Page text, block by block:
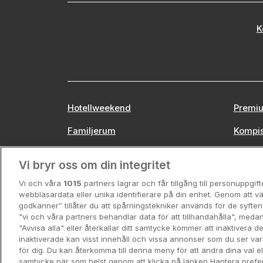
Hotellweekend
Familjerum
Vi bryr oss om din integritet
Vi och våra 1015 partners lagrar och får tillgång till
webbläsardata eller unika identifierare på din enhet. Genom att
godkänner” tillåter du att spårningstekniker används för de
"vi och våra partners behandlar data för att tillhandahålla",
"Avvisa alla" eller återkallar ditt samtycke kommer att inaktivera
inaktiverade kan visst innehåll och vissa annonser som du ser
för dig. Du kan återkomma till denna meny för att ändra dina val